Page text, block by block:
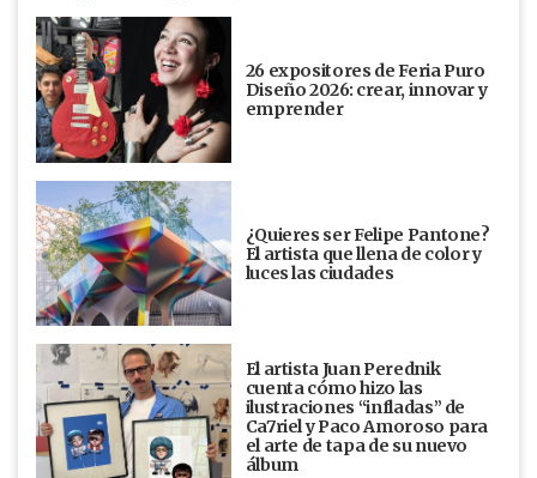
26 expositores de Feria Puro
Diseño 2026: crear, innovar y
emprender
¿Quieres ser Felipe Pantone?
El artista que llena de color y
luces las ciudades
El artista Juan Perednik
cuenta cómo hizo las
ilustraciones “infladas” de
Ca7riel y Paco Amoroso para
el arte de tapa de su nuevo
álbum